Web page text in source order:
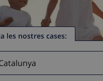
les nostres cases: